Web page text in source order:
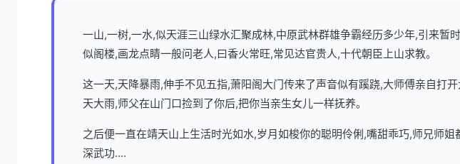
一山,一树,一水,似天涯三山绿水汇聚成林,中原武林群雄争霸经历多少年,引来
似阁楼,画龙点睛一般问老人,曰香火常旺,常见达官贵人,十代朝臣上山求教。
这一天,天降暴雨,伸手不见五指,萧阳阁大门传来了声音似有蹊跷,大师傅亲自打
天大雨,师父在山门口捡到了你后,把你当亲生女儿一样抚养。
之后便一直在靖天山上生活时光如水,岁月如梭你的聪明伶俐,嘴甜乖巧,师兄师
深武功....